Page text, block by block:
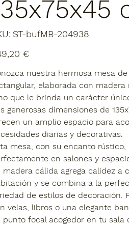
SKU
ST-
ST-bufMB-204938
€
nuestra hermosa mesa
elaborada con madera
que le brinda un carácter
generosas dimensiones de
un amplio espacio para
diarias y decorativas.
mesa, con su encanto rústico,
en salones y
madera cálida agrega calidez a
y se combina a la
de estilos de decoración.
velas, libros o una elegante
punto focal acogedor en tu sala